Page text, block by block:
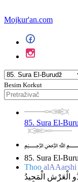
Mojkur'an.com
Besim Korkut
85. Sura El-
85. Sura El-
Thoo alAAarshi
الْعَرْشِ الْمَجِيدُ